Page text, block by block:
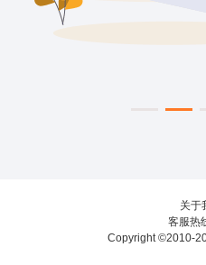
关于
客服热
Copyright ©2010-